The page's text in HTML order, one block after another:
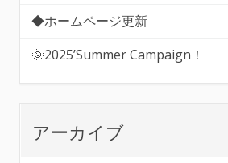
◆ホームページ更新
🌞2025’Summer Campaign！
アーカイブ